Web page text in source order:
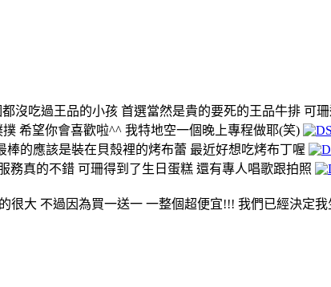
沒吃過王品的小孩 首選當然是貴的要死的王品牛排 可
希望你會喜歡啦^^ 我特地空一個晚上專程做耶(笑)
的應該是裝在貝殼裡的烤布蕾 最近好想吃烤布丁喔
務真的不錯 可珊得到了生日蛋糕 還有專人唱歌跟拍照
大 不過因為買一送一 一整個超便宜!!! 我們已經決定